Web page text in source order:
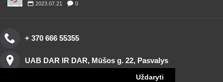
Uždaryti
2023.07.21 0
+ 370 666 55355
UAB DAR IR DAR, Mūšos g. 22, Pasvalys